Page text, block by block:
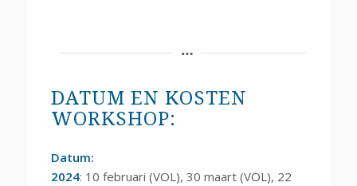
DATUM EN KOSTEN
WORKSHOP:
Datum:
2024: 10 februari (VOL), 30 maart (VOL), 22